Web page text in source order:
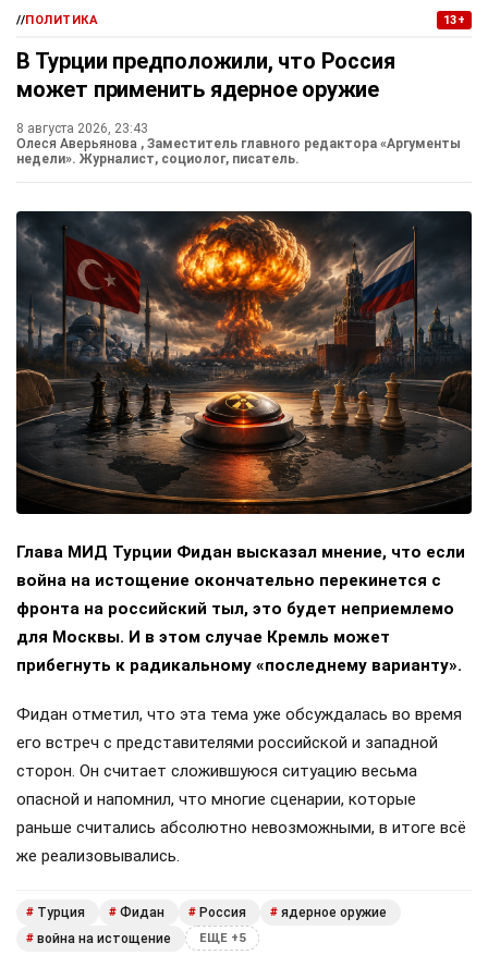
//ПОЛИТИКА 13+
В Турции предположили, что Россия
может применить ядерное оружие
8 августа 2026, 23:43
Олеся Аверьянова , Заместитель главного редактора «Аргументы
недели». Журналист, социолог, писатель.
Глава МИД Турции Фидан высказал мнение, что если
война на истощение окончательно перекинется с
фронта на российский тыл, это будет неприемлемо
для Москвы. И в этом случае Кремль может
прибегнуть к радикальному «последнему варианту».
Фидан отметил, что эта тема уже обсуждалась во время
его встреч с представителями российской и западной
сторон. Он считает сложившуюся ситуацию весьма
опасной и напомнил, что многие сценарии, которые
раньше считались абсолютно невозможными, в итоге всё
же реализовывались.
# Турция # Фидан # Россия # ядерное оружие
# война на истощение ЕЩЕ +5